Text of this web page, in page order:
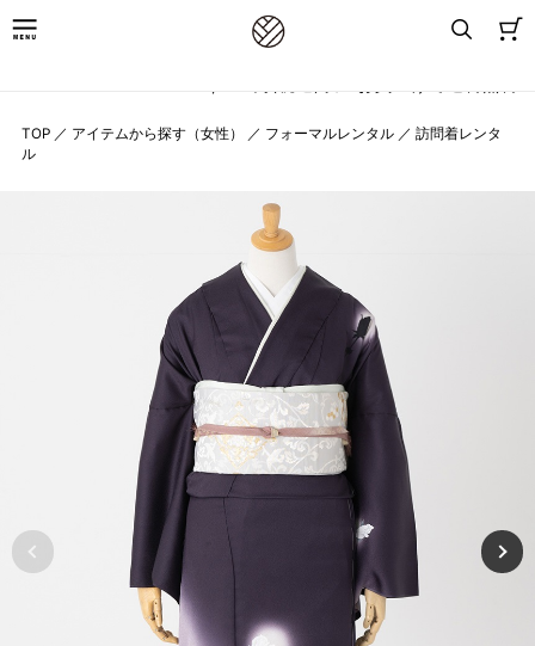
TOP ／ アイテムから探す（女性） ／ フォーマルレンタル ／ 訪問着レンタ
ル